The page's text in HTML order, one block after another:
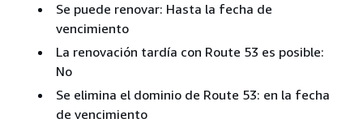
Se puede renovar: Hasta la fecha de
vencimiento
La renovación tardía con Route 53 es posible:
No
Se elimina el dominio de Route 53: en la fecha
de vencimiento